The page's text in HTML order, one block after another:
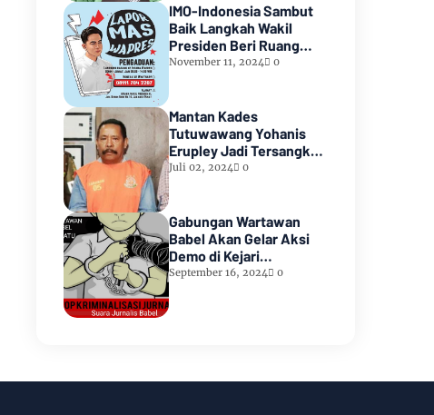
IMO-Indonesia Sambut
Baik Langkah Wakil
Presiden Beri Ruang
Aduan Masyarakat
November 11, 2024 0
Mantan Kades
Tutuwawang Yohanis
Erupley Jadi Tersangka
Diduga Korupsi 1,2 Miliar
Juli 02, 2024 0
Gabungan Wartawan
Babel Akan Gelar Aksi
Demo di Kejari
Pangkalpinang
September 16, 2024 0